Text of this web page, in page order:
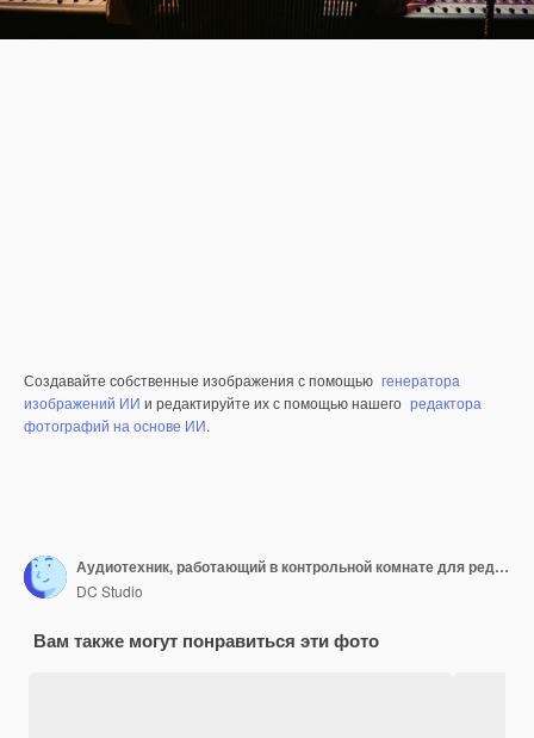
Создавайте собственные изображения с помощью генератора
изображений ИИ и редактируйте их с помощью нашего редактора
фотографий на основе ИИ.
Аудиотехник, работающий в контрольной комнате для редактирования и обработки треков
DC Studio
Вам также могут понравиться эти фото